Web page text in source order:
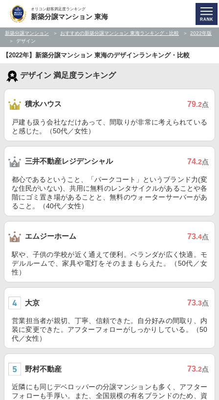
オリコン顧客満足度ランキング
新築分譲マンション 東海
新築分譲マンション おすすめの新築分譲マンション 東海ランキング・比較
2022年版
デザイン
【2022年】新築分譲マンション 東海のデザインランキング・比較
デザイン 満足度ランキング
積水ハウス 79.2点
戸建も扱う会社なだけあって、間取りが非常に考えられている
と感じた。（50代／女性）
三井不動産レジデンシャル 74.2点
都心であるということ、「パークコート」というブランド力(変
な住民がいない)、共用に無料のレンタサイクルがあることや各
階にゴミ置き場があることと、無料のウォーターサーバーがあ
ること。（40代／女性）
エムジーホーム 73.4点
駅や、子供の学校が近く通えて便利。ベランダが広く快適。モ
デルルームで、家具や電灯をそのままもらえた。（50代／女
性）
大京 73.3点
営業担当者が親切、丁寧、信頼できた。自分好みの間取り、内
装に変更できた。アフターフォローがしっかりしている。（50
代／女性）
野村不動産 73.2点
近隣にも同じデベロッパーの分譲マンションも多く、アフター
フォローも手厚い。また、全国規模の有名ブランドのため、資